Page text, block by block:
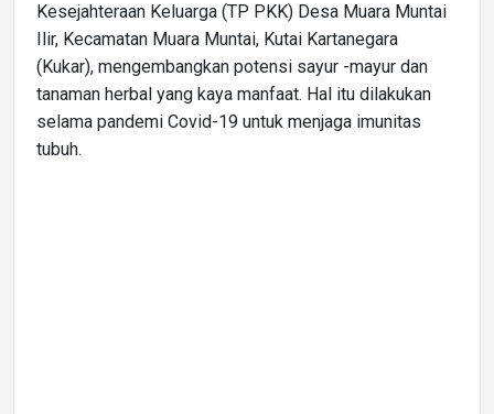
Kesejahteraan Keluarga (TP PKK) Desa Muara Muntai
Ilir, Kecamatan Muara Muntai, Kutai Kartanegara
(Kukar), mengembangkan potensi sayur -mayur dan
tanaman herbal yang kaya manfaat. Hal itu dilakukan
selama pandemi Covid-19 untuk menjaga imunitas
tubuh.